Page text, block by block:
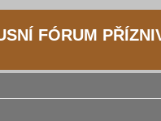
FÓRUM